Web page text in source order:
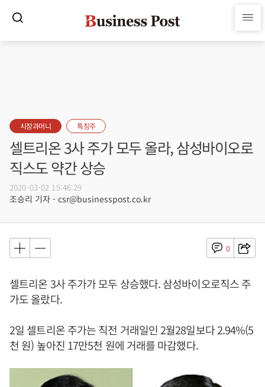
시장과머니 특징주
셀트리온 3사 주가 모두 올라, 삼성바이오로
직스도 약간 상승
2020-03-02 15:46:29
조승리 기자 - csr@businesspost.co.kr
0
셀트리온 3사 주가가 모두 상승했다. 삼성바이오로직스 주
가도 올랐다.
2일 셀트리온 주가는 직전 거래일인 2월28일보다 2.94%(5
천 원) 높아진 17만5천 원에 거래를 마감했다.